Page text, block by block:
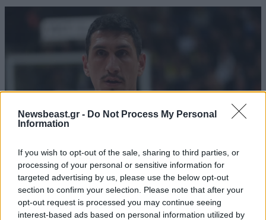
Newsbeast.gr - Do Not Process My Personal
Information
If you wish to opt-out of the sale, sharing to third parties, or
processing of your personal or sensitive information for
targeted advertising by us, please use the below opt-out
section to confirm your selection. Please note that after your
opt-out request is processed you may continue seeing
interest-based ads based on personal information utilized by
ΑΘΛΗΤΙΚΑ07·08·2026 21:30
Ακυρώνει δύο συμβόλαια ο Λαρεντζάκης και
υπογράφει σε ελληνική ομάδα-έκπληξη!